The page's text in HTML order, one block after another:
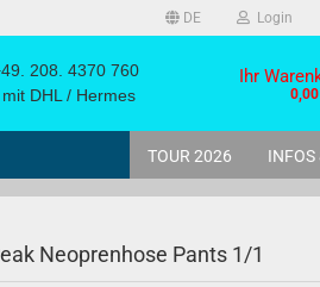
DE Login
208. 4370 760
DHL / Hermes
Ihr
0,00
TOUR 2026 INFOS
Neo­pren­ho­se Pants 1/1